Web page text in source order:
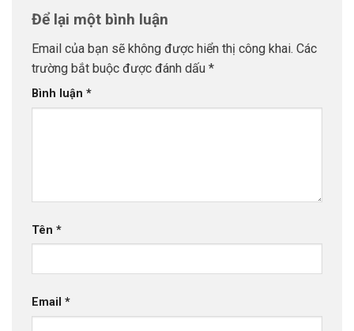
Để lại một bình luận
Email của bạn sẽ không được hiển thị công khai. Các
trường bắt buộc được đánh dấu *
Bình luận *
Tên *
Email *